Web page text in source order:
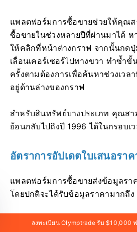
แพลตฟอร์มการซื้อขายช่วยให้คุณส
ซื้อขายในช่วงหลายปีที่ผ่านมาได้ ห
ให้คลิกที่หน้าต่างกราฟ จากนั้นกดปุ่
เลื่อนเคอร์เซอร์ไปทางขวา ทำซ้ำ
ครั้งตามต้องการเพื่อค้นหาช่วงเวล
อยู่ด้านล่างของกราฟ
สำหรับสินทรัพย์บางประเภท คุณส
ย้อนกลับไปถึงปี 1996 ได้ในกรอบเ
อัตราการอัปเดตใบเสนอราค
แพลตฟอร์มการซื้อขายส่งข้อมูลรา
โดยปกติจะได้รับข้อมูลราคามากถึ
ลงทะเบียน Olymptrade รับ $10,000